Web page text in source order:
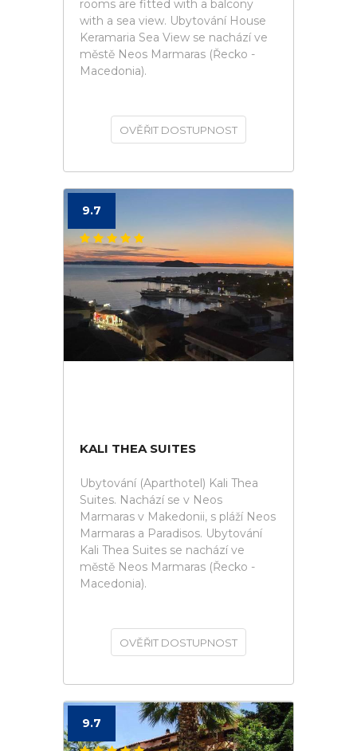
rooms are fitted with a balcony
with a sea view. Ubytování House
Keramaria Sea View se nachází ve
městě Neos Marmaras (Řecko -
Macedonia).
OVĚŘIT DOSTUPNOST
9.7
KALI THEA SUITES
Ubytování (Aparthotel) Kali Thea
Suites. Nachází se v Neos
Marmaras v Makedonii, s pláží Neos
Marmaras a Paradisos. Ubytování
Kali Thea Suites se nachází ve
městě Neos Marmaras (Řecko -
Macedonia).
OVĚŘIT DOSTUPNOST
9.7